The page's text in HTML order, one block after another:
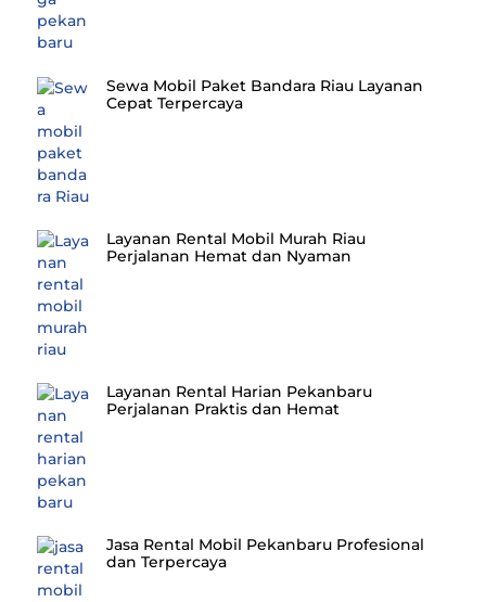
Sewa Mobil Paket Bandara Riau Layanan
Cepat Terpercaya
Layanan Rental Mobil Murah Riau
Perjalanan Hemat dan Nyaman
Layanan Rental Harian Pekanbaru
Perjalanan Praktis dan Hemat
Jasa Rental Mobil Pekanbaru Profesional
dan Terpercaya